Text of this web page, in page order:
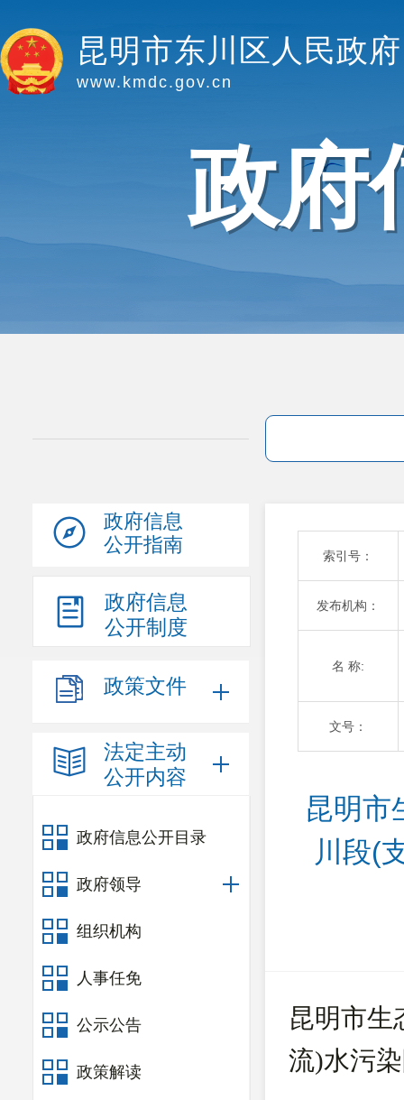
昆明市东川区人民政府
www.kmdc.gov.cn
政府
政府信息
公开指南
政府信息
公开制度
政策文件
法定主动
公开内容
政府信息公开目录
政府领导
组织机构
人事任免
公示公告
政策解读
索引号：
发布机构：
名 称:
文号：
昆明市
川段(
昆明市生
流)水污